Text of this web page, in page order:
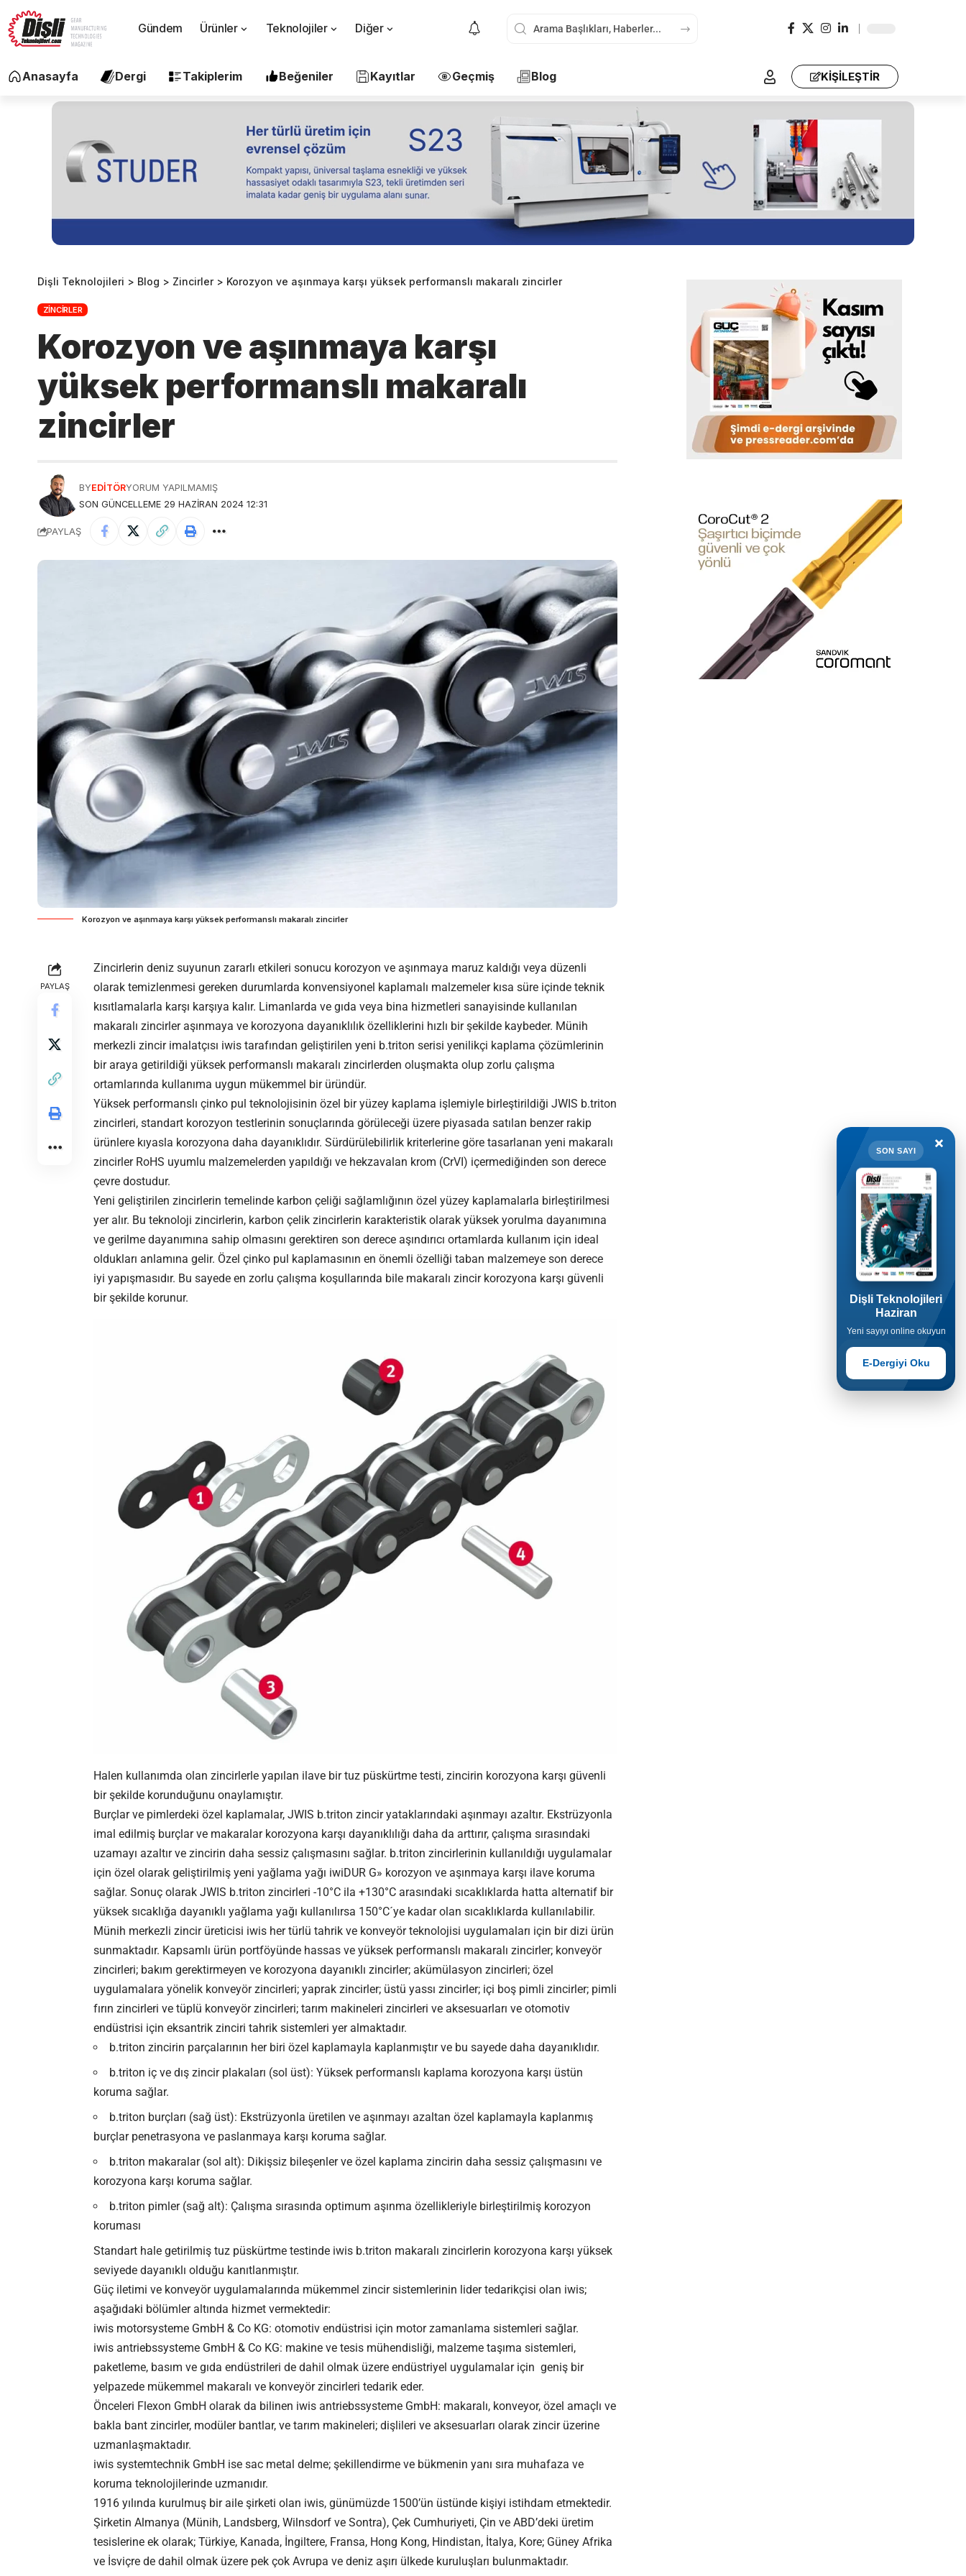
Gündem Ürünler Teknolojiler Diğer
Anasayfa Dergi Takiplerim Beğeniler Kayıtlar Geçmiş Blog KİŞİLEŞTİR
Dişli Teknolojileri > Blog > Zincirler> Korozyon ve aşınmaya karşı yüksek performanslı makaralı zincirler
ZINCIRLER
Korozyon ve aşınmaya karşı
yüksek performanslı makaralı
zincirler
SON GÜNCELLEME 29 HAZIRAN 2024 12:31
BYEDITÖRYORUM YAPILMAMIŞ
PAYLAŞ
Korozyon ve aşınmaya karşı yüksek performanslı makaralı zincirler
PAYLAŞ
Zincirlerin deniz suyunun zararlı etkileri sonucu korozyon ve aşınmaya maruz kaldığı veya düzenli
olarak temizlenmesi gereken durumlarda konvensiyonel kaplamalı malzemeler kısa süre içinde teknik
kısıtlamalarla karşı karşıya kalır. Limanlarda ve gıda veya bina hizmetleri sanayisinde kullanılan
makaralı zincirler aşınmaya ve korozyona dayanıklılık özelliklerini hızlı bir şekilde kaybeder. Münih
merkezli zincir imalatçısı iwis tarafından geliştirilen yeni b.triton serisi yenilikçi kaplama çözümlerinin
bir araya getirildiği yüksek performanslı makaralı zincirlerden oluşmakta olup zorlu çalışma
ortamlarında kullanıma uygun mükemmel bir üründür.
Yüksek performanslı çinko pul teknolojisinin özel bir yüzey kaplama işlemiyle birleştirildiği JWIS b.triton
zincirleri, standart korozyon testlerinin sonuçlarında görüleceği üzere piyasada satılan benzer rakip
ürünlere kıyasla korozyona daha dayanıklıdır. Sürdürülebilirlik kriterlerine göre tasarlanan yeni makaralı
zincirler RoHS uyumlu malzemelerden yapıldığı ve hekzavalan krom (CrVI) içermediğinden son derece
çevre dostudur.
Yeni geliştirilen zincirlerin temelinde karbon çeliği sağlamlığının özel yüzey kaplamalarla birleştirilmesi
yer alır. Bu teknoloji zincirlerin, karbon çelik zincirlerin karakteristik olarak yüksek yorulma dayanımına
ve gerilme dayanımına sahip olmasını gerektiren son derece aşındırıcı ortamlarda kullanım için ideal
oldukları anlamına gelir. Özel çinko pul kaplamasının en önemli özelliği taban malzemeye son derece
iyi yapışmasıdır. Bu sayede en zorlu çalışma koşullarında bile makaralı zincir korozyona karşı güvenli
bir şekilde korunur.
Halen kullanımda olan zincirlerle yapılan ilave bir tuz püskürtme testi, zincirin korozyona karşı güvenli
bir şekilde korunduğunu onaylamıştır.
Burçlar ve pimlerdeki özel kaplamalar, JWIS b.triton zincir yataklarındaki aşınmayı azaltır. Ekstrüzyonla
imal edilmiş burçlar ve makaralar korozyona karşı dayanıklılığı daha da arttırır, çalışma sırasındaki
uzamayı azaltır ve zincirin daha sessiz çalışmasını sağlar. b.triton zincirlerinin kullanıldığı uygulamalar
için özel olarak geliştirilmiş yeni yağlama yağı iwiDUR G» korozyon ve aşınmaya karşı ilave koruma
sağlar. Sonuç olarak JWIS b.triton zincirleri -10°C ila +130°C arasındaki sıcaklıklarda hatta alternatif bir
yüksek sıcaklığa dayanıklı yağlama yağı kullanılırsa 150°C´ye kadar olan sıcaklıklarda kullanılabilir.
Münih merkezli zincir üreticisi iwis her türlü tahrik ve konveyör teknolojisi uygulamaları için bir dizi ürün
sunmaktadır. Kapsamlı ürün portföyünde hassas ve yüksek performanslı makaralı zincirler; konveyör
zincirleri; bakım gerektirmeyen ve korozyona dayanıklı zincirler; akümülasyon zincirleri; özel
uygulamalara yönelik konveyör zincirleri; yaprak zincirler; üstü yassı zincirler; içi boş pimli zincirler; pimli
fırın zincirleri ve tüplü konveyör zincirleri; tarım makineleri zincirleri ve aksesuarları ve otomotiv
endüstrisi için eksantrik zinciri tahrik sistemleri yer almaktadır.
b.triton zincirin parçalarının her biri özel kaplamayla kaplanmıştır ve bu sayede daha dayanıklıdır.
b.triton iç ve dış zincir plakaları (sol üst): Yüksek performanslı kaplama korozyona karşı üstün
koruma sağlar.
b.triton burçları (sağ üst): Ekstrüzyonla üretilen ve aşınmayı azaltan özel kaplamayla kaplanmış
burçlar penetrasyona ve paslanmaya karşı koruma sağlar.
b.triton makaralar (sol alt): Dikişsiz bileşenler ve özel kaplama zincirin daha sessiz çalışmasını ve
korozyona karşı koruma sağlar.
b.triton pimler (sağ alt): Çalışma sırasında optimum aşınma özellikleriyle birleştirilmiş korozyon
koruması
Standart hale getirilmiş tuz püskürtme testinde iwis b.triton makaralı zincirlerin korozyona karşı yüksek
seviyede dayanıklı olduğu kanıtlanmıştır.
Güç iletimi ve konveyör uygulamalarında mükemmel zincir sistemlerinin lider tedarikçisi olan iwis;
aşağıdaki bölümler altında hizmet vermektedir:
iwis motorsysteme GmbH & Co KG: otomotiv endüstrisi için motor zamanlama sistemleri sağlar.
iwis antriebssysteme GmbH & Co KG: makine ve tesis mühendisliği, malzeme taşıma sistemleri,
paketleme, basım ve gıda endüstrileri de dahil olmak üzere endüstriyel uygulamalar için geniş bir
yelpazede mükemmel makaralı ve konveyör zincirleri tedarik eder.
Önceleri Flexon GmbH olarak da bilinen iwis antriebssysteme GmbH: makaralı, konveyor, özel amaçlı ve
bakla bant zincirler, modüler bantlar, ve tarım makineleri; dişlileri ve aksesuarları olarak zincir üzerine
uzmanlaşmaktadır.
iwis systemtechnik GmbH ise sac metal delme; şekillendirme ve bükmenin yanı sıra muhafaza ve
koruma teknolojilerinde uzmanıdır.
1916 yılında kurulmuş bir aile şirketi olan iwis, günümüzde 1500’ün üstünde kişiyi istihdam etmektedir.
Şirketin Almanya (Münih, Landsberg, Wilnsdorf ve Sontra), Çek Cumhuriyeti, Çin ve ABD’deki üretim
tesislerine ek olarak; Türkiye, Kanada, İngiltere, Fransa, Hong Kong, Hindistan, İtalya, Kore; Güney Afrika
ve İsviçre de dahil olmak üzere pek çok Avrupa ve deniz aşırı ülkede kuruluşları bulunmaktadır.
×
SON SAYI
Dişli Teknolojileri
Haziran
Yeni sayıyı online okuyun
E-Dergiyi Oku